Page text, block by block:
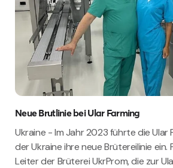
Neue Brutlinie bei Ular Farming
Ukraine - Im Jahr 2023 führte die Ular
der Ukraine ihre neue Brütereilinie ein.
Leiter der Brüterei UkrProm, die zur